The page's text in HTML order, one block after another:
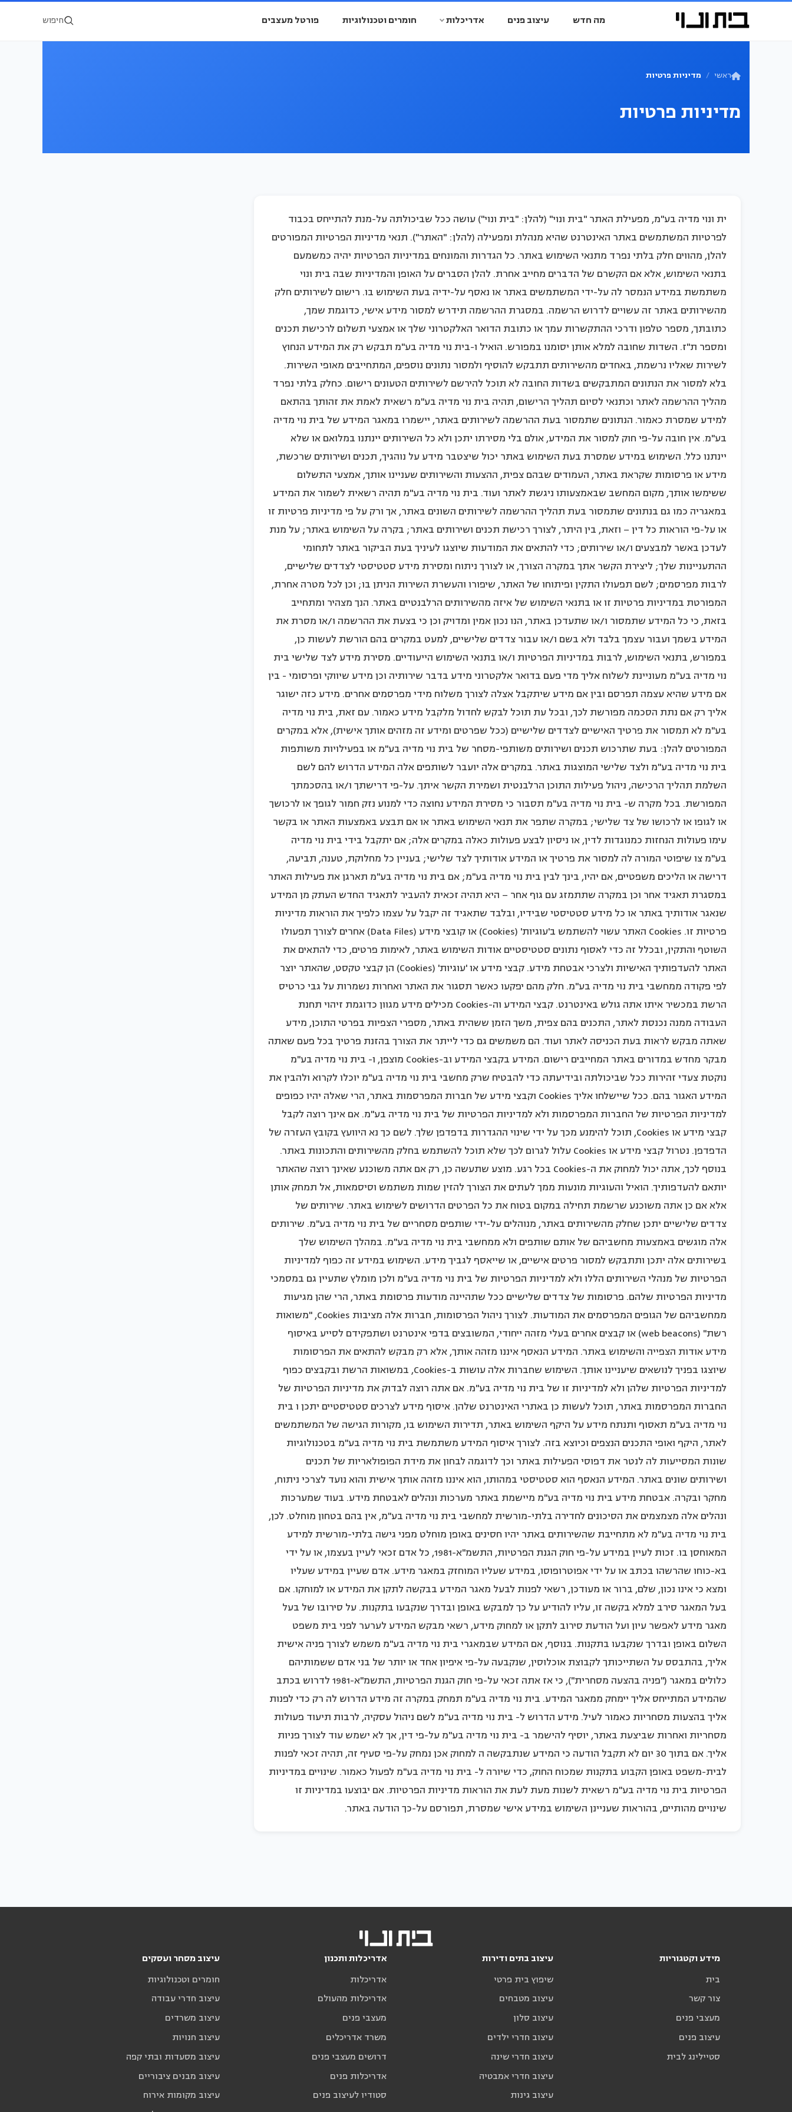
מה חדש עיצוב פנים אדריכלות חומרים וטכנולוגיות פורטל מעצבים חיפוש
ראשי מדיניות פרטיות
מדיניות פרטיות
ית ונוי מדיה בע"מ, מפעילת האתר "בית ונוי" (להלן: "בית ונוי") עושה ככל שביכולתה על-מנת להתייחס בכבוד
לפרטיות המשתמשים באתר האינטרנט שהיא מנהלת ומפעילה (להלן: "האתר"). תנאי מדיניות הפרטיות המפורטים
להלן, מהווים חלק בלתי נפרד מתנאי השימוש באתר. כל הגדרות והמונחים במדיניות הפרטיות יהיה כמשמעם
בתנאי השימוש, אלא אם הקשרם של הדברים מחייב אחרת. להלן הסברים על האופן והמדיניות שבה בית ונוי
משתמשת במידע הנמסר לה על-ידי המשתמשים באתר או נאסף על-ידיה בעת השימוש בו. רישום לשירותים חלק
מהשירותים באתר זה עשויים לדרוש הרשמה. במסגרת ההרשמה תידרש למסור מידע אישי, כדוגמת שמך,
כתובתך, מספר טלפון ודרכי ההתקשרות עמך או כתובת הדואר האלקטרוני שלך או אמצעי תשלום לרכישת תכנים
ומספר ת"ז. השדות שחובה למלא אותן יסומנו במפורש. הואיל ו-בית נוי מדיה בע"מ תבקש רק את המידע הנחוץ
לשירות שאליו נרשמת, באחדים מהשירותים תתבקש להוסיף ולמסור נתונים נוספים, המתחייבים מאופי השירות.
בלא למסור את הנתונים המתבקשים בשדות החובה לא תוכל להירשם לשירותים הטעונים רישום. כחלק בלתי נפרד
מהליך ההרשמה לאתר וכתנאי לסיום תהליך הרישום, תהיה בית נוי מדיה בע"מ רשאית לאמת את זהותך בהתאם
למידע שמסרת כאמור. הנתונים שתמסור בעת ההרשמה לשירותים באתר, יישמרו במאגר המידע של בית נוי מדיה
בע"מ. אין חובה על-פי חוק למסור את המידע, אולם בלי מסירתו יתכן ולא כל השירותים יינתנו במלואם או שלא
יינתנו כלל. השימוש במידע שמסרת בעת השימוש באתר יכול שיצטבר מידע על נוהגיך, תכנים ושירותים שרכשת,
מידע או פרסומות שקראת באתר, העמודים שבהם צפית, ההצעות והשירותים שעניינו אותך, אמצעי התשלום
ששימשו אותך, מקום המחשב שבאמצעותו ניגשת לאתר ועוד. בית נוי מדיה בע"מ תהיה רשאית לשמור את המידע
במאגריה כמו גם בנתונים שתמסור בעת תהליך ההרשמה לשירותים השונים באתר, אך ורק על פי מדיניות פרטיות זו
או על-פי הוראות כל דין – וזאת, בין היתר, לצורך רכישת תכנים ושירותים באתר; בקרה על השימוש באתר; על מנת
לעדכן באשר למבצעים ו/או שירותים; כדי להתאים את המודעות שיוצגו לעיניך בעת הביקור באתר לתחומי
ההתעניינות שלך; ליצירת הקשר אתך במקרה הצורך, או לצורך ניתוח ומסירת מידע סטטיסטי לצדדים שלישיים,
לרבות מפרסמים; לשם תפעולו התקין ופיתוחו של האתר, שיפורו והעשרת השירות הניתן בו; וכן לכל מטרה אחרת,
המפורטת במדיניות פרטיות זו או בתנאי השימוש של איזה מהשירותים הרלבנטיים באתר. הנך מצהיר ומתחייב
בזאת, כי כל המידע שתמסור ו/או שתעדכן באתר, הנו נכון אמין ומדויק וכן כי בצעת את ההרשמה ו/או מסרת את
המידע בשמך ועבור עצמך בלבד ולא בשם ו/או עבור צדדים שלישיים, למעט במקרים בהם הורשת לעשות כן,
במפורש, בתנאי השימוש, לרבות במדיניות הפרטיות ו/או בתנאי השימוש הייעודיים. מסירת מידע לצד שלישי בית
נוי מדיה בע"מ מעוניינת לשלוח אליך מדי פעם בדואר אלקטרוני מידע בדבר שירותיה וכן מידע שיווקי ופרסומי - בין
אם מידע שהיא עצמה תפרסם ובין אם מידע שיתקבל אצלה לצורך משלוח מידי מפרסמים אחרים. מידע כזה ישוגר
אליך רק אם נתת הסכמה מפורשת לכך, ובכל עת תוכל לבקש לחדול מלקבל מידע כאמור. עם זאת, בית נוי מדיה
בע"מ לא תמסור את פרטיך האישיים לצדדים שלישיים (ככל שפרטים ומידע זה מזהים אותך אישית), אלא במקרים
המפורטים להלן: בעת שתרכוש תכנים ושירותים משותפי-מסחר של בית נוי מדיה בע"מ או בפעילויות משותפות
בית נוי מדיה בע"מ ולצד שלישי המוצגות באתר. במקרים אלה יועבר לשותפים אלה המידע הדרוש להם לשם
השלמת תהליך הרכישה, ניהול פעילות התוכן הרלבנטית ושמירת הקשר איתך. על-פי דרישתך ו/או בהסכמתך
המפורשת. בכל מקרה ש- בית נוי מדיה בע"מ תסבור כי מסירת המידע נחוצה כדי למנוע נזק חמור לגופך או לרכושך
או לגופו או לרכושו של צד שלישי; במקרה שתפר את תנאי השימוש באתר או אם תבצע באמצעות האתר או בקשר
עימו פעולות הנחזות כמנוגדות לדין, או ניסיון לבצע פעולות כאלה במקרים אלה; אם יתקבל בידי בית נוי מדיה
בע"מ צו שיפוטי המורה לה למסור את פרטיך או המידע אודותיך לצד שלישי; בעניין כל מחלוקת, טענה, תביעה,
דרישה או הליכים משפטיים, אם יהיו, בינך לבין בית נוי מדיה בע"מ; אם בית נוי מדיה בע"מ תארגן את פעילות האתר
במסגרת תאגיד אחר וכן במקרה שתתמזג עם גוף אחר – היא תהיה זכאית להעביר לתאגיד החדש העתק מן המידע
שנאגר אודותיך באתר או כל מידע סטטיסטי שבידיו, ובלבד שתאגיד זה יקבל על עצמו כלפיך את הוראות מדיניות
פרטיות זו. Cookies האתר עשוי להשתמש ב'עוגיות' (Cookies) או קובצי מידע (Data Files) אחרים לצורך תפעולו
השוטף והתקין, ובכלל זה כדי לאסוף נתונים סטטיסטיים אודות השימוש באתר, לאימות פרטים, כדי להתאים את
האתר להעדפותיך האישיות ולצרכי אבטחת מידע. קבצי מידע או 'עוגיות' (Cookies) הן קבצי טקסט, שהאתר יוצר
לפי פקודה ממחשבי בית נוי מדיה בע"מ. חלק מהם יפקעו כאשר תסגור את האתר ואחרות נשמרות על גבי כרטיס
הרשת במכשיר איתו אתה גולש באינטרנט. קבצי המידע וה-Cookies מכילים מידע מגוון כדוגמת זיהוי תחנת
העבודה ממנה נכנסת לאתר, התכנים בהם צפית, משך הזמן ששהית באתר, מספרי הצפיות בפרטי התוכן, מידע
שאתה מבקש לראות בעת הכניסה לאתר ועוד. הם משמשים גם כדי לייתר את הצורך בהזנת פרטיך בכל פעם שאתה
מבקר מחדש במדורים באתר המחייבים רישום. המידע בקבצי המידע וב-Cookies מוצפן, ו- בית נוי מדיה בע"מ
נוקטת צעדי זהירות ככל שביכולתה ובידיעתה כדי להבטיח שרק מחשבי בית נוי מדיה בע"מ יוכלו לקרוא ולהבין את
המידע האגור בהם. ככל שיישלחו אליך Cookies וקבצי מידע של חברות המפרסמות באתר, הרי שאלה יהיו כפופים
למדיניות הפרטיות של החברות המפרסמות ולא למדיניות הפרטיות של בית נוי מדיה בע"מ. אם אינך רוצה לקבל
קבצי מידע או Cookies, תוכל להימנע מכך על ידי שינוי ההגדרות בדפדפן שלך. לשם כך נא היוועץ בקובץ העזרה של
הדפדפן. נטרול קבצי מידע או Cookies עלול לגרום לכך שלא תוכל להשתמש בחלק מהשירותים והתכונות באתר.
בנוסף לכך, אתה יכול למחוק את ה-Cookies בכל רגע. מוצע שתעשה כן, רק אם אתה משוכנע שאינך רוצה שהאתר
יותאם להעדפותיך. הואיל והעוגיות מונעות ממך לעתים את הצורך להזין שמות משתמש וסיסמאות, אל תמחק אותן
אלא אם כן אתה משוכנע שרשמת תחילה במקום בטוח את כל הפרטים הדרושים לשימוש באתר. שירותים של
צדדים שלישיים יתכן שחלק מהשירותים באתר, מנוהלים על-ידי שותפים מסחריים של בית נוי מדיה בע"מ. שירותים
אלה מוגשים באמצעות מחשביהם של אותם שותפים ולא ממחשבי בית נוי מדיה בע"מ. במהלך השימוש שלך
בשירותים אלה יתכן ותתבקש למסור פרטים אישיים, או שייאסף לגביך מידע. השימוש במידע זה כפוף למדיניות
הפרטיות של מנהלי השירותים הללו ולא למדיניות הפרטיות של בית נוי מדיה בע"מ ולכן מומלץ שתעיין גם במסמכי
מדיניות הפרטיות שלהם. פרסומות של צדדים שלישיים ככל שתהיינה מודעות פרסומת באתר, הרי שהן מגיעות
ממחשביהם של הגופים המפרסמים את המודעות. לצורך ניהול הפרסומות, חברות אלה מציבות Cookies, "משואות
רשת" (web beacons) או קבצים אחרים בעלי מזהה ייחודי, המשובצים בדפי אינטרנט ושתפקידם לסייע באיסוף
מידע אודות הצפייה והשימוש באתר. המידע הנאסף איננו מזהה אותך, אלא רק מבקש להתאים את הפרסומות
שיוצגו בפניך לנושאים שיעניינו אותך. השימוש שחברות אלה עושות ב-Cookies, במשואות הרשת ובקבצים כפוף
למדיניות הפרטיות שלהן ולא למדיניות זו של בית נוי מדיה בע"מ. אם אתה רוצה לבדוק את מדיניות הפרטיות של
החברות המפרסמות באתר, תוכל לעשות כן באתרי האינטרנט שלהן. איסוף מידע לצרכים סטטיסטיים יתכן ו בית
נוי מדיה בע"מ תאסוף ותנתח מידע על היקף השימוש באתר, תדירות השימוש בו, מקורות הגישה של המשתמשים
לאתר, היקף ואופי התכנים הנצפים וכיוצא בזה. לצורך איסוף המידע משתמשת בית נוי מדיה בע"מ בטכנולוגיות
שונות המסייעות לה לנטר את דפוסי הפעילות באתר וכך לדוגמה לבחון את מידת הפופולאריות של תכנים
ושירותים שונים באתר. המידע הנאסף הוא סטטיסטי במהותו, הוא איננו מזהה אותך אישית והוא נועד לצרכי ניתוח,
מחקר ובקרה. אבטחת מידע בית נוי מדיה בע"מ מיישמת באתר מערכות ונהלים לאבטחת מידע. בעוד שמערכות
ונהלים אלה מצמצמים את הסיכונים לחדירה בלתי-מורשית למחשבי בית נוי מדיה בע"מ, אין בהם בטחון מוחלט. לכן,
בית נוי מדיה בע"מ לא מתחייבת שהשירותים באתר יהיו חסינים באופן מוחלט מפני גישה בלתי-מורשית למידע
המאוחסן בו. זכות לעיין במידע על-פי חוק הגנת הפרטיות, התשמ"א-1981, כל אדם זכאי לעיין בעצמו, או על ידי
בא-כוחו שהרשהו בכתב או על ידי אפוטרופוסו, במידע שעליו המוחזק במאגר מידע. אדם שעיין במידע שעליו
ומצא כי אינו נכון, שלם, ברור או מעודכן, רשאי לפנות לבעל מאגר המידע בבקשה לתקן את המידע או למוחקו. אם
בעל המאגר סירב למלא בקשה זו, עליו להודיע על כך למבקש באופן ובדרך שנקבעו בתקנות. על סירובו של בעל
מאגר מידע לאפשר עיון ועל הודעת סירוב לתקן או למחוק מידע, רשאי מבקש המידע לערער לפני בית משפט
השלום באופן ובדרך שנקבעו בתקנות. בנוסף, אם המידע שבמאגרי בית נוי מדיה בע"מ משמש לצורך פניה אישית
אליך, בהתבסס על השתייכותך לקבוצת אוכלוסין, שנקבעה על-פי איפיון אחד או יותר של בני אדם ששמותיהם
כלולים במאגר ("פניה בהצעה מסחרית"), כי אז אתה זכאי על-פי חוק הגנת הפרטיות, התשמ"א-1981 לדרוש בכתב
שהמידע המתייחס אליך יימחק ממאגר המידע. בית נוי מדיה בע"מ תמחק במקרה זה מידע הדרוש לה רק כדי לפנות
אליך בהצעות מסחריות כאמור לעיל. מידע הדרוש ל- בית נוי מדיה בע"מ לשם ניהול עסקיה, לרבות תיעוד פעולות
מסחריות ואחרות שביצעת באתר, יוסיף להישמר ב- בית נוי מדיה בע"מ על-פי דין, אך לא ישמש עוד לצורך פניות
אליך. אם בתוך 30 יום לא תקבל הודעה כי המידע שנתבקשה ה למחוק אכן נמחק על-פי סעיף זה, תהיה זכאי לפנות
לבית-משפט באופן הקבוע בתקנות שמכוח החוק, כדי שיורה ל- בית נוי מדיה בע"מ לפעול כאמור. שינויים במדיניות
הפרטיות בית נוי מדיה בע"מ רשאית לשנות מעת לעת את הוראות מדיניות הפרטיות. אם יבוצעו במדיניות זו
שינויים מהותיים, בהוראות שעניינן השימוש במידע אישי שמסרת, תפורסם על-כך הודעה באתר.
מידע וקטגוריות
בית
צור קשר
מעצבי פנים
עיצוב פנים
סטיילינג לבית
עיצוב בתים ודירות
שיפוץ בית פרטי
עיצוב מטבחים
עיצוב סלון
עיצוב חדרי ילדים
עיצוב חדרי שינה
עיצוב חדרי אמבטיה
עיצוב גינות
אדריכלות ותכנון
אדריכלות
אדריכלות מהעולם
מעצבי פנים
משרד אדריכלים
דרושים מעצבי פנים
אדריכלות פנים
סטודיו לעיצוב פנים
עיצוב מסחר ועסקים
חומרים וטכנולוגיות
עיצוב חדרי עבודה
עיצוב משרדים
עיצוב חנויות
עיצוב מסעדות ובתי קפה
עיצוב מבנים ציבוריים
עיצוב מקומות אירוח